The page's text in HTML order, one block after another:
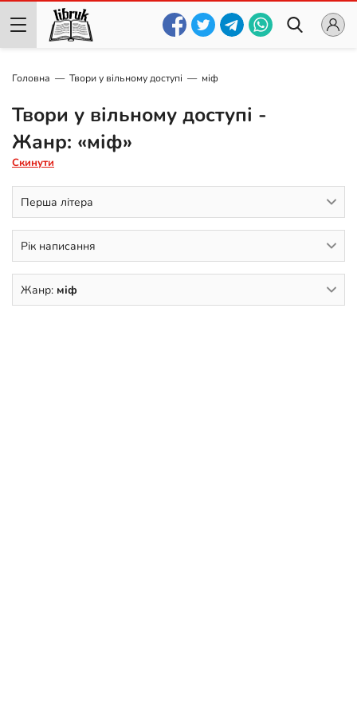
Головна Твори у вільному доступі міф
Твори у вільному доступі -
Жанр: «міф»
Скинути
Перша літера
Рік написання
Жанр: міф